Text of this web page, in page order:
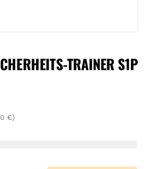
TRAINER S1P
€)